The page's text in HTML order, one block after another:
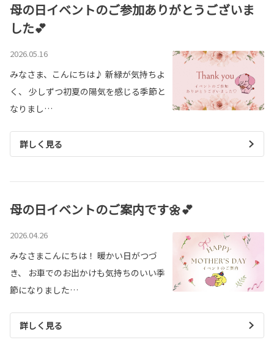
母の日イベントのご参加ありがとうございま
した💕
2026.05.16
みなさま、こんにちは♪ 新緑が気持ちよ
く、 少しずつ初夏の陽気を感じる季節と
なりまし…
詳しく見る
母の日イベントのご案内です🌼💕
2026.04.26
みなさまこんにちは！ 暖かい日がつづ
き、 お車でのお出かけも気持ちのいい季
節になりました…
詳しく見る